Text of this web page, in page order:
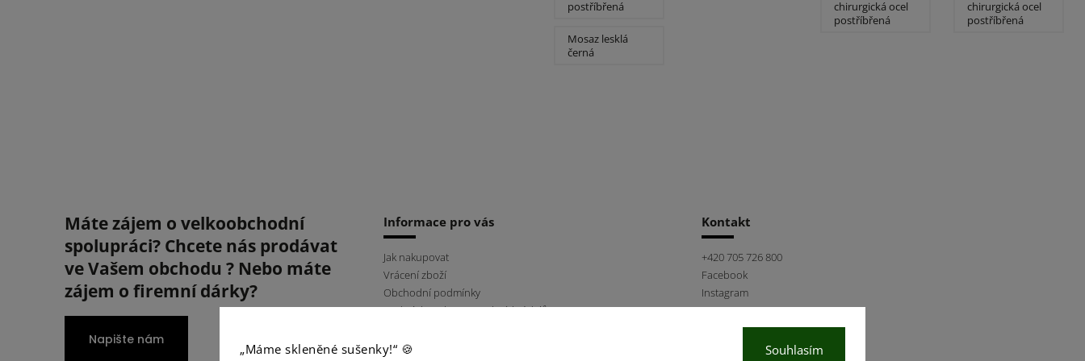
„Máme skleněné sušenky!“ 🍪 Souhlasím
postříbřená
Mosaz lesklá
černá
chirurgická ocel
postříbřená
chirurgická ocel
postříbřená
Máte zájem o velkoobchodní
spolupráci? Chcete nás prodávat
ve Vašem obchodu ? Nebo máte
zájem o firemní dárky?
Napište nám
Informace pro vás
Jak nakupovat
Vrácení zboží
Obchodní podmínky
Podmínky ochrany osobních údajů
Napište nám
Kontakt
+420 705 726 800
Facebook
Instagram